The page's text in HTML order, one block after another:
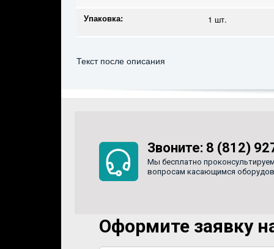
Упаковка: 1 шт.
Текст после описания
Звоните: 8 (812)
Мы бесплатно
вопросам касающимся
Оформите заявку